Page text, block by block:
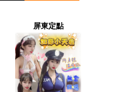
屏東定點